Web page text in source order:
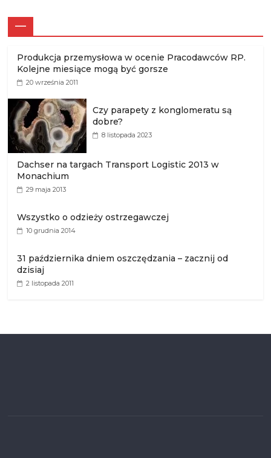
—
Produkcja przemysłowa w ocenie Pracodawców RP.
Kolejne miesiące mogą być gorsze
20 września 2011
Czy parapety z konglomeratu są
dobre?
8 listopada 2023
Dachser na targach Transport Logistic 2013 w
Monachium
29 maja 2013
Wszystko o odzieży ostrzegawczej
10 grudnia 2014
31 października dniem oszczędzania – zacznij od
dzisiaj
2 listopada 2011